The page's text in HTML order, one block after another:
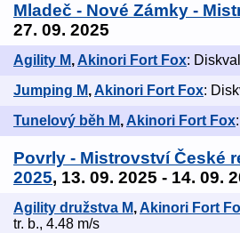
Mladeč - Nové Zámky -
27. 09. 2025
Agility M, Akinori Fort Fox:
Jumping M,Akinori Fort Fox:
Tunelový běh M, Akinori Fort Fox
Povrly - Mistrovství České
2025, 13. 09. 2025 - 14. 09.
Agility družstva M,Akinori Fort
tr. b., 4.48 m/s